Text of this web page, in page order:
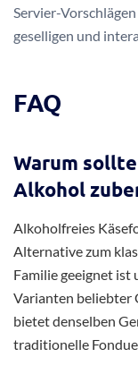
Servier-
geselligen und
FAQ
Warum
Alkohol
Alkoholfreies
Alternative zum
Familie geeignet ist
Varianten beliebter
bietet denselben
traditionelle